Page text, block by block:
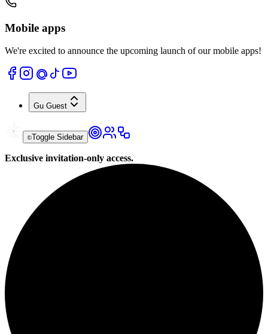
Mobile apps
We're excited to announce the upcoming launch of our mobile apps!
Gu Guest
Toggle Sidebar
Exclusive invitation-only access.